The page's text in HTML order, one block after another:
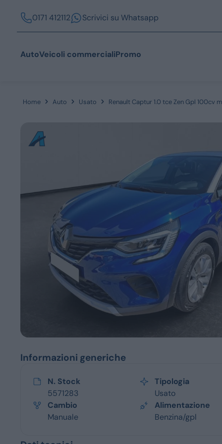
0171 412112 Scrivici su Whatsapp
AutoVeicoli commercialiPromo
Azienda
Servizi
Home Auto Usato Renault Captur 1.0 tce Zen Gpl 100cv
Informazioni generiche
N. Stock
5571283
Tipologia
Usato
Cambio
Manuale
Alimentazione
Benzina/gpl